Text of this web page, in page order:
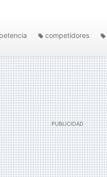
competidores